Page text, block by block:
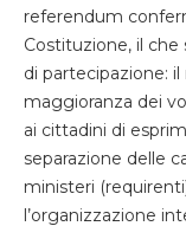
referendum
Costituzione, il
di partecipazione:
maggioranza dei
ai cittadini di
separazione delle
ministeri
l’organizzazione